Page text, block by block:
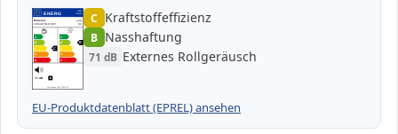
ENERG 1000000
Minerva MV988
245/40 R19 98Y C1
A
B
C
C
D
E
A
B
B
C
D
E
71 dB B
Verordnung (EU) 2020/740
C Kraftstoffeffizienz
B Nasshaftung
71 dB Externes Rollgeräusch
EU-Produktdatenblatt (EPREL) ansehen